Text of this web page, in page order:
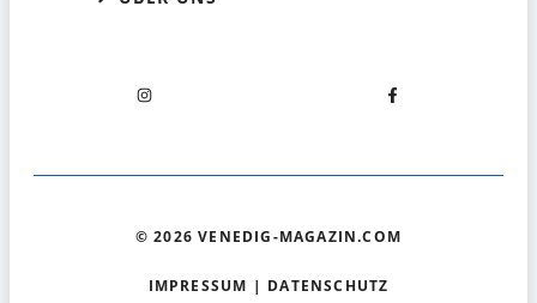
© 2026 VENEDIG-MAGAZIN.COM
IMPRESSUM | DATENSCHUTZ